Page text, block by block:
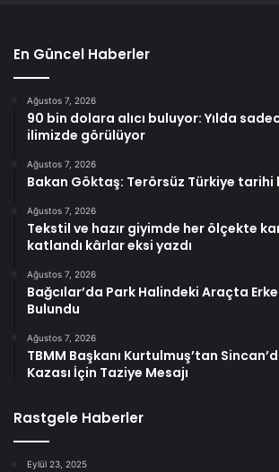
En Güncel Haberler
Ağustos 7, 2026
90 bin dolara alıcı buluyor: Yılda
ilimizde görülüyor
Ağustos 7, 2026
Bakan Göktaş: Terörsüz Türkiye tarihi
Ağustos 7, 2026
Tekstil ve hazır giyimde her ölçekte
katlandı kârlar eksi yazdı
Ağustos 7, 2026
Bağcılar’da Park Halindeki Araçta
Bulundu
Ağustos 7, 2026
TBMM Başkanı Kurtulmuş’tan
Kazası İçin Taziye Mesajı
Rastgele Haberler
Eylül 23, 2025